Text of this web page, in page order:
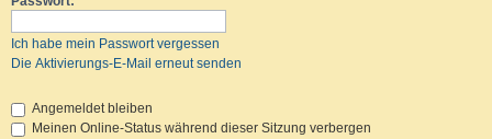
Ich habe mein Passwort vergessen
Die Aktivierungs-E-Mail erneut senden
Angemeldet bleiben
Meinen Online-Status während dieser Sitzung verbergen